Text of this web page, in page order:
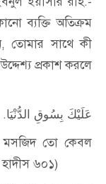
ব্যক্তি অতিক্রম
তোমার সাথে কী
প্রকাশ করলে
عَلَيْكَ بِسُوقِ
মসজিদ তো কেবল
৬০১)